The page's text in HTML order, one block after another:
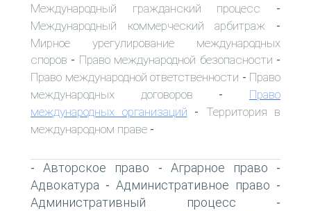
Международный гражданский процесс -
Международный коммерческий арбитраж -
Мирное урегулирование международных
споров - Право международной безопасности -
Право международной ответственности - Право
международных договоров - Право
международных организаций - Территория в
международном праве -
-Авторское право - Аграрное право -
Адвокатура - Административное право -
Административный процесс -